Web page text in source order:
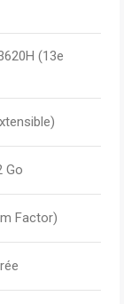
(13e
Go
Factor)